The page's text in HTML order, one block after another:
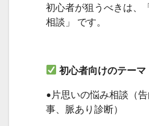
初心者が狙うべきは、
相談」 です。
初心者向けのテーマ
•片思いの悩み相談（
事、脈あり診断）